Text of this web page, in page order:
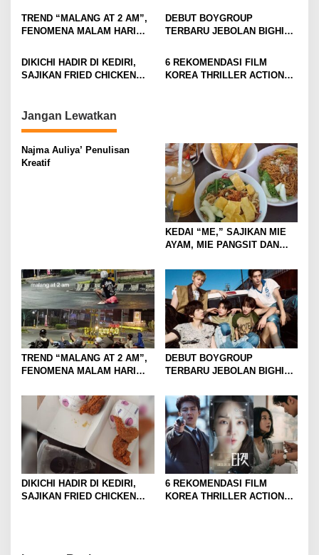
g
a
t
i
n
SAJA
TREND “MALANG AT 2 AM”,
FENOMENA MALAM HARI
KALANGAN ANAK MUDA
DEBUT BOYGROUP
TERBARU JEBOLAN BIGHIT,
ANTUSIASME DAN RASA
PENASARAN
DIKICHI HADIR DI KEDIRI,
SAJIKAN FRIED CHICKEN
6 REKOMENDASI FILM
KOREA THRILLER ACTION
Jangan Lewatkan
Najma Auliya’ Penulisan
Kreatif
KEDAI “ME,” SAJIKAN MIE
AYAM, MIE PANGSIT DAN
SAJA
TREND “MALANG AT 2 AM”,
FENOMENA MALAM HARI
KALANGAN ANAK MUDA
DEBUT BOYGROUP
TERBARU JEBOLAN BIGHIT,
ANTUSIASME DAN RASA
PENASARAN
DIKICHI HADIR DI KEDIRI,
SAJIKAN FRIED CHICKEN
6 REKOMENDASI FILM
KOREA THRILLER ACTION